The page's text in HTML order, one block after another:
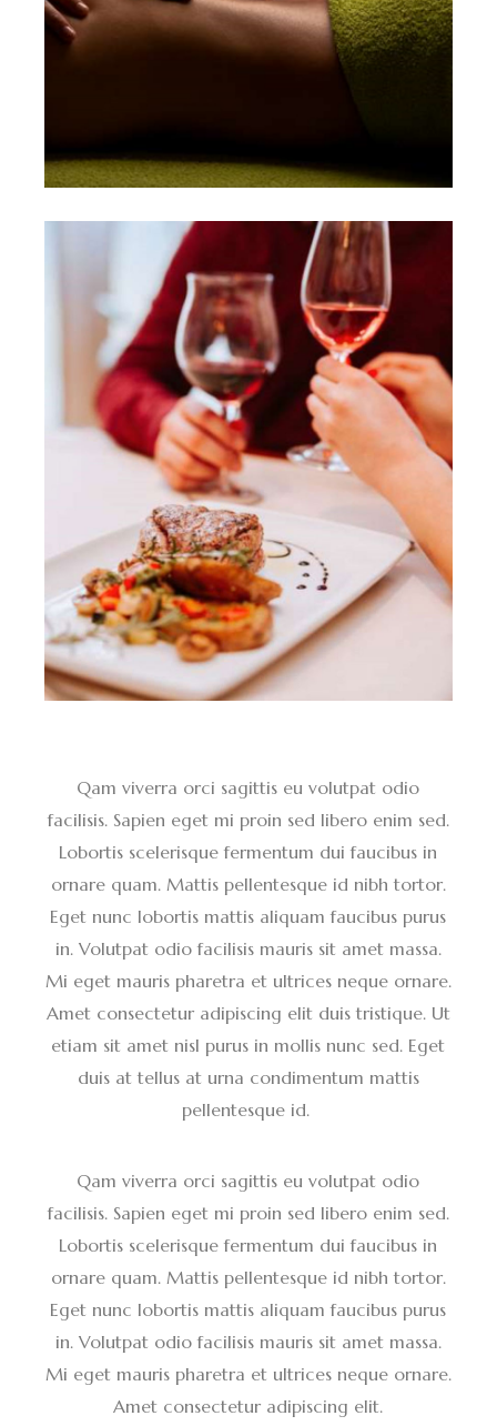
Qam viverra orci sagittis eu volutpat odio
facilisis. Sapien eget mi proin sed libero enim sed.
Lobortis scelerisque fermentum dui faucibus in
ornare quam. Mattis pellentesque id nibh tortor.
Eget nunc lobortis mattis aliquam faucibus purus
in. Volutpat odio facilisis mauris sit amet massa.
Mi eget mauris pharetra et ultrices neque ornare.
Amet consectetur adipiscing elit duis tristique. Ut
etiam sit amet nisl purus in mollis nunc sed. Eget
duis at tellus at urna condimentum mattis
pellentesque id.
Qam viverra orci sagittis eu volutpat odio
facilisis. Sapien eget mi proin sed libero enim sed.
Lobortis scelerisque fermentum dui faucibus in
ornare quam. Mattis pellentesque id nibh tortor.
Eget nunc lobortis mattis aliquam faucibus purus
in. Volutpat odio facilisis mauris sit amet massa.
Mi eget mauris pharetra et ultrices neque ornare.
Amet consectetur adipiscing elit.